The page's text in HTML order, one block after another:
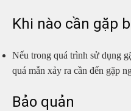
Khi nào cần gặp
Nếu trong quá trình sử dụng
quá mẫn xảy ra cần đến gặp
Bảo quản